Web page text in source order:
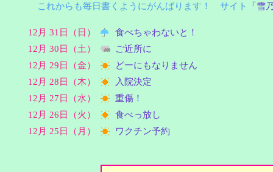
これからも毎日書くようにがんばります！ サイト
「雪
12月 31日（日）
食べちゃわないと！
12月 30日（土）
ご近所に
12月 29日（金）
どーにもなりません
12月 28日（木）
入院決定
12月 27日（水）
重傷！
12月 26日（火）
食べっ放し
12月 25日（月）
ワクチン予約